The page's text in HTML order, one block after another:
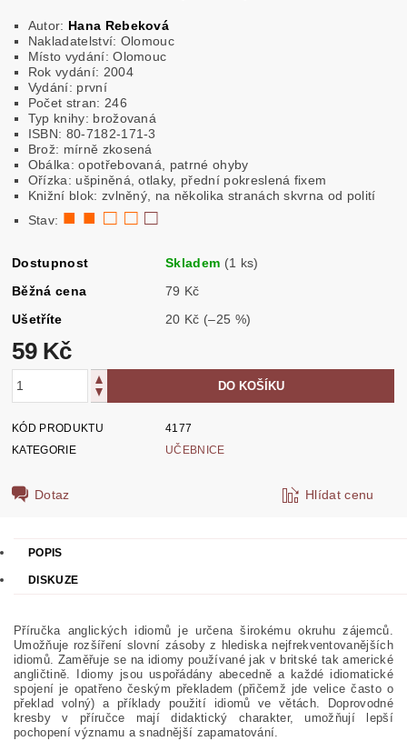
Autor: Hana Rebeková
Nakladatelství: Olomouc
Místo vydání: Olomouc
Rok vydání: 2004
Vydání: první
Počet stran: 246
Typ knihy: brožovaná
ISBN: 80-7182-171-3
Brož: mírně zkosená
Obálka: opotřebovaná, patrné ohyby
Ořízka: ušpiněná, otlaky, přední pokreslená fixem
Knižní blok: zvlněný, na několika stranách skvrna od polití
Stav: ■ ■ □ □ □
Dostupnost Skladem (1 ks)
Běžná cena
79 Kč
Ušetříte
20 Kč (–25 %)
59 Kč
KÓD PRODUKTU
4177
KATEGORIE
UČEBNICE
Dotaz Hlídat cenu
POPIS
DISKUZE
Příručka anglických idiomů je určena širokému okruhu zájemců.
Umožňuje rozšíření slovní zásoby z hlediska nejfrekventovanějších
idiomů. Zaměřuje se na idiomy používané jak v britské tak americké
angličtině. Idiomy jsou uspořádány abecedně a každé idiomatické
spojení je opatřeno českým překladem (přičemž jde velice často o
překlad volný) a příklady použití idiomů ve větách. Doprovodné
kresby v příručce mají didaktický charakter, umožňují lepší
pochopení významu a snadnější zapamatování.